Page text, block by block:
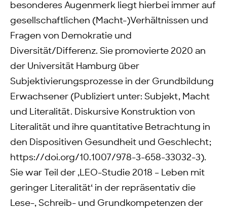
besonderes Augenmerk liegt hierbei immer auf
gesellschaftlichen (Macht-)Verhältnissen und
Fragen von Demokratie und
Diversität/Differenz. Sie promovierte 2020 an
der Universität Hamburg über
Subjektivierungsprozesse in der Grundbildung
Erwachsener (Publiziert unter: Subjekt, Macht
und Literalität. Diskursive Konstruktion von
Literalität und ihre quantitative Betrachtung in
den Dispositiven Gesundheit und Geschlecht;
https://doi.org/10.1007/978-3-658-33032-3).
Sie war Teil der ‚LEO-Studie 2018 – Leben mit
geringer Literalität‘ in der repräsentativ die
Lese-, Schreib- und Grundkompetenzen der